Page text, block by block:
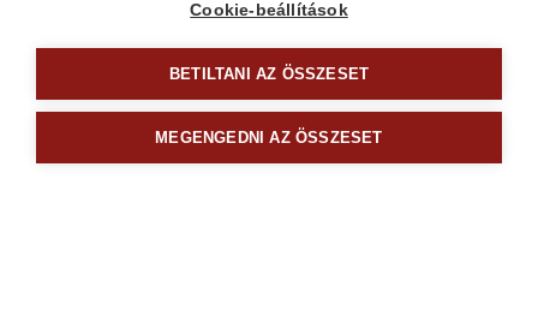
Következő
Cookie-beállítások
BETILTANI AZ ÖSSZESET
MEGENGEDNI AZ ÖSSZESET